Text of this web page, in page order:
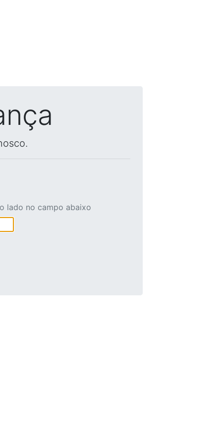
lado no campo abaixo